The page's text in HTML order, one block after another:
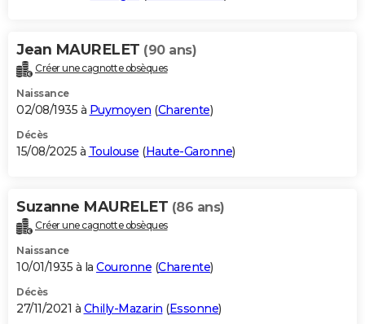
Bricolage
Lifestyle
Culture
Sport
Auto
Television
Voyage
Cinema
Jean MAURELET (90 ans)
Créer une cagnotte obsèques
Naissance
02/08/1935 à Puymoyen (Charente)
Décès
15/08/2025 à Toulouse (Haute-Garonne)
Suzanne MAURELET (86 ans)
Créer une cagnotte obsèques
Naissance
10/01/1935 à la Couronne (Charente)
Décès
27/11/2021 à Chilly-Mazarin (Essonne)